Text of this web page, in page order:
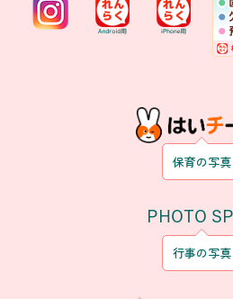
保育の写真
PHOTO
行事の写真